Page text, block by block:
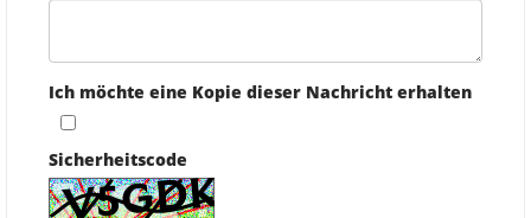
Ich möchte eine Kopie dieser Nachricht erhalten
Sicherheitscode